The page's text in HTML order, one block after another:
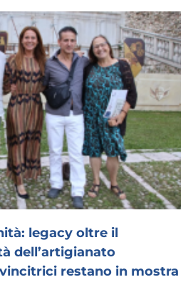
legacy oltre il
dell’artigianato
restano in mostra